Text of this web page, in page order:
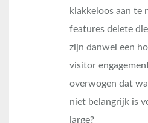
klakkeloos aan te
features delete
zijn danwel een
visitor
overwogen dat
niet belangrijk is
large?